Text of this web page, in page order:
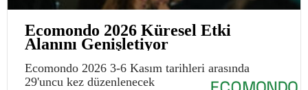
Ecomondo 2026 Küresel Etki
Alanını Genişletiyor
Ecomondo 2026 3-6 Kasım tarihleri arasında
29'uncu kez düzenlenecek